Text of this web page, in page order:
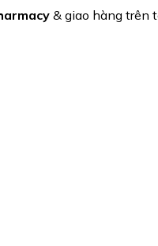
& giao hàng trên